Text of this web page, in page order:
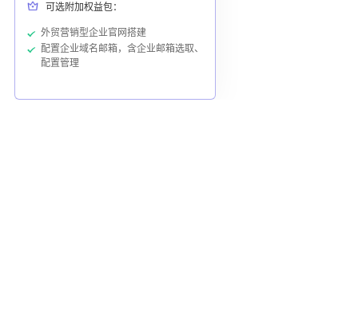
可选附加权益包：
外贸营销型企业官网搭建
配置企业域名邮箱，含企业邮箱选取、
配置管理